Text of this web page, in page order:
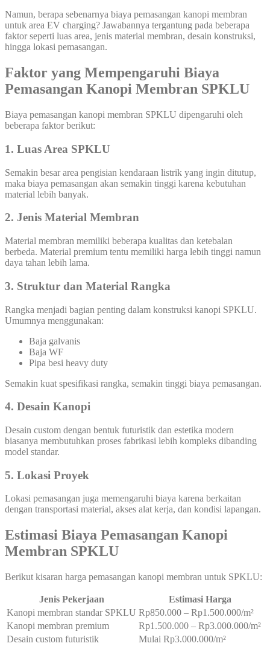
Namun, berapa sebenarnya biaya pemasangan kanopi membran
untuk area EV charging? Jawabannya tergantung pada beberapa
faktor seperti luas area, jenis material membran, desain konstruksi,
hingga lokasi pemasangan.
Faktor yang Mempengaruhi Biaya
Pemasangan Kanopi Membran SPKLU
Biaya pemasangan kanopi membran SPKLU dipengaruhi oleh
beberapa faktor berikut:
1. Luas Area SPKLU
Semakin besar area pengisian kendaraan listrik yang ingin ditutup,
maka biaya pemasangan akan semakin tinggi karena kebutuhan
material lebih banyak.
2. Jenis Material Membran
Material membran memiliki beberapa kualitas dan ketebalan
berbeda. Material premium tentu memiliki harga lebih tinggi namun
daya tahan lebih lama.
3. Struktur dan Material Rangka
Rangka menjadi bagian penting dalam konstruksi kanopi SPKLU.
Umumnya menggunakan:
Baja galvanis
Baja WF
Pipa besi heavy duty
Semakin kuat spesifikasi rangka, semakin tinggi biaya pemasangan.
4. Desain Kanopi
Desain custom dengan bentuk futuristik dan estetika modern
biasanya membutuhkan proses fabrikasi lebih kompleks dibanding
model standar.
5. Lokasi Proyek
Lokasi pemasangan juga memengaruhi biaya karena berkaitan
dengan transportasi material, akses alat kerja, dan kondisi lapangan.
Estimasi Biaya Pemasangan Kanopi
Membran SPKLU
Berikut kisaran harga pemasangan kanopi membran untuk SPKLU:
Jenis Pekerjaan
Estimasi Harga
Kanopi membran standar SPKLU Rp850.000 – Rp1.500.000/m²
Kanopi membran premium
Rp1.500.000 – Rp3.000.000/m²
Desain custom futuristik
Mulai Rp3.000.000/m²